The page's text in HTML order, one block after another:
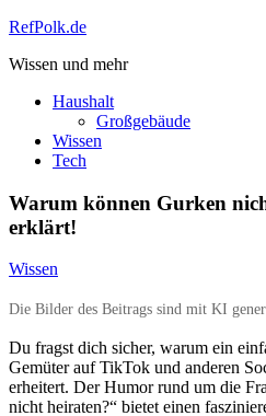
Zum
springen
RefPolk.de
Wissen und mehr
Haushalt
Großgebäude
Wissen
Tech
Warum können Gurken
erklärt!
Wissen
Die Bilder des Beitrags sind mit KI
Du fragst dich sicher, warum ein
Gemüter auf TikTok und anderen
erheitert. Der Humor rund um die
nicht heiraten?“ bietet einen